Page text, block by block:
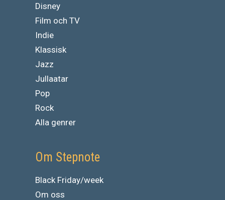
Disney
Film och TV
Indie
Klassisk
Jazz
Jullaatar
Pop
Rock
Alla genrer
Om Stepnote
Black Friday/week
Om oss